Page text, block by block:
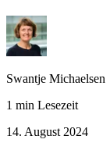
Swantje Michaelsen
1 min Lesezeit
14. August 2024